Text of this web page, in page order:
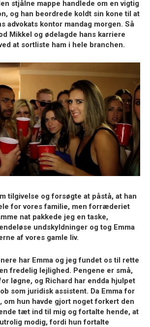
stjålne mappe handlede om en vigtig
og han beordrede koldt sin kone til at
advokats kontor mandag morgen. Så
Mikkel og ødelagde hans karriere
at sortliste ham i hele branchen.
tilgivelse og forsøgte at påstå, at han
for vores familie, men forræderiet
nat pakkede jeg en taske,
undskyldninger og tog Emma
af vores gamle liv.
har Emma og jeg fundet os til rette
fredelig lejlighed. Pengene er små,
løgne, og Richard har endda hjulpet
som juridisk assistent. Da Emma for
om hun havde gjort noget forkert den
tæt ind til mig og fortalte hende, at
modig, fordi hun fortalte